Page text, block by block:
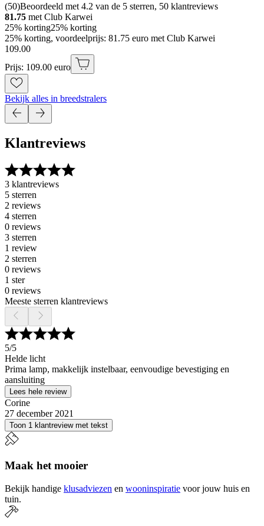
(50)Beoordeeld met 4.2 van de 5 sterren, 50 klantreviews
81.75 met Club Karwei
25% korting25% korting
25% korting, voordeelprijs: 81.75 euro met Club Karwei
109.00
Prijs: 109.00 euro
Bekijk alles in breedstralers
Klantreviews
3 klantreviews
5 sterren
2 reviews
4 sterren
0 reviews
3 sterren
1 review
2 sterren
0 reviews
1 ster
0 reviews
Meeste sterren klantreviews
5/5
Helde licht
Prima lamp, makkelijk instelbaar, eenvoudige bevestiging en
aansluiting
Lees hele review
Corine
27 december 2021
Toon 1 klantreview met tekst
Maak het mooier
Bekijk handige klusadviezen en wooninspiratie voor jouw huis en
tuin.